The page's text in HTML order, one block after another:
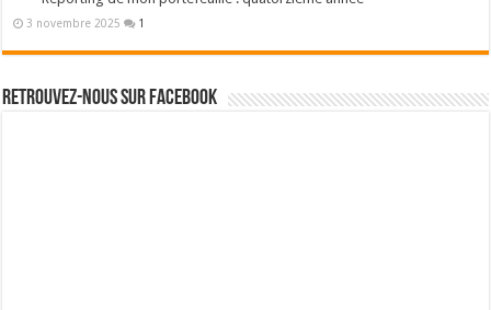
3 novembre 2025 1
Retrouvez-nous sur Facebook